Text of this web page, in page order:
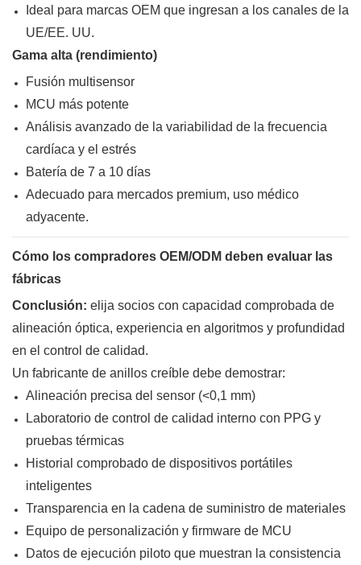
Ideal para marcas OEM que ingresan a los canales de la
UE/EE. UU.
Gama alta (rendimiento)
Fusión multisensor
MCU más potente
Análisis avanzado de la variabilidad de la frecuencia
cardíaca y el estrés
Batería de 7 a 10 días
Adecuado para mercados premium, uso médico
adyacente.
Cómo los compradores OEM/ODM deben evaluar las
fábricas
Conclusión: elija socios con capacidad comprobada de
alineación óptica, experiencia en algoritmos y profundidad
en el control de calidad.
Un fabricante de anillos creíble debe demostrar:
Alineación precisa del sensor (<0,1 mm)
Laboratorio de control de calidad interno con PPG y
pruebas térmicas
Historial comprobado de dispositivos portátiles
inteligentes
Transparencia en la cadena de suministro de materiales
Equipo de personalización y firmware de MCU
Datos de ejecución piloto que muestran la consistencia